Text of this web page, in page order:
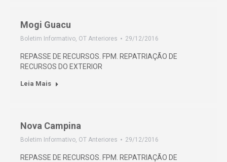
Mogi Guacu
Boletim Informativo, OT Anteriores 29/12/2016
REPASSE DE RECURSOS. FPM. REPATRIAÇÃO DE
RECURSOS DO EXTERIOR
Leia Mais
Nova Campina
Boletim Informativo, OT Anteriores 29/12/2016
REPASSE DE RECURSOS. FPM. REPATRIAÇÃO DE